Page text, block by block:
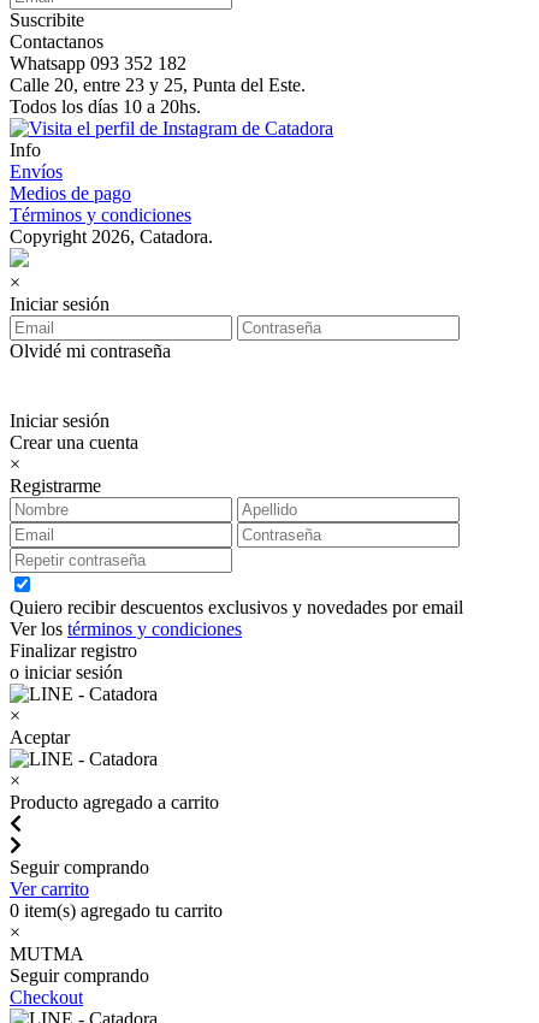
Suscribite
Contactanos
Whatsapp 093 352 182
Calle 20, entre 23 y 25, Punta del Este.
Todos los días 10 a 20hs.
Info
Envíos
Medios de pago
Términos y condiciones
Copyright 2026, Catadora.
×
Iniciar sesión
Olvidé mi contraseña
Iniciar sesión
Crear una cuenta
×
Registrarme
Quiero recibir descuentos exclusivos y novedades por email
Ver los términos y condiciones
Finalizar registro
o iniciar sesión
×
Aceptar
×
Producto agregado a carrito
Seguir comprando
Ver carrito
0 item(s) agregado tu carrito
×
MUTMA
Seguir comprando
Checkout